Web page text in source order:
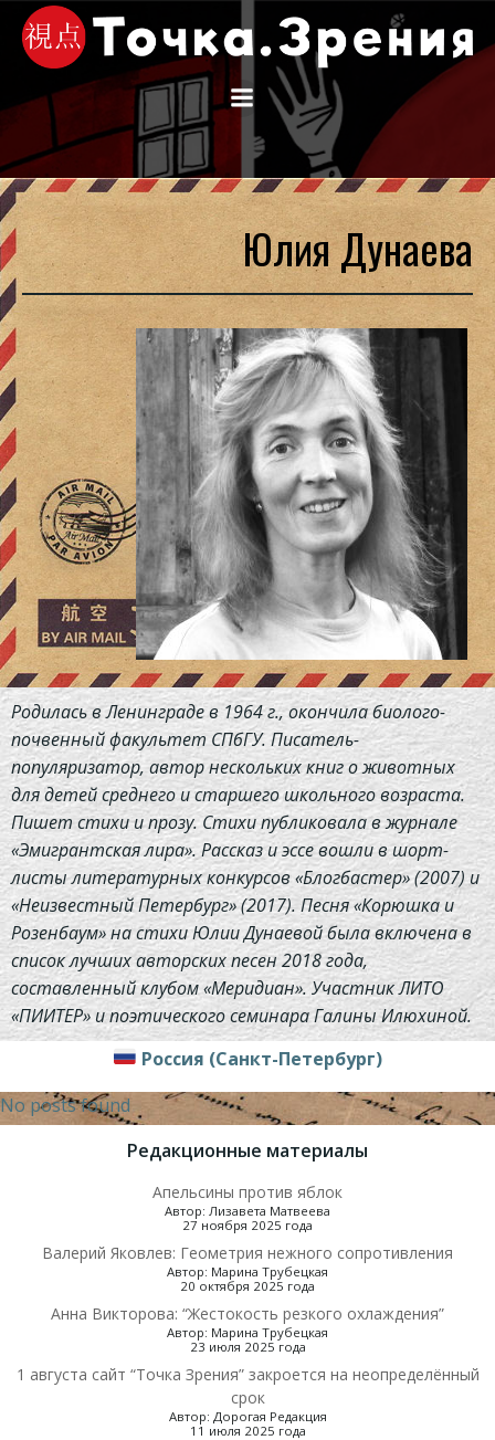
Перейти
к
содержимому
Юлия Дунаева
Родилась в Ленинграде в 1964 г., окончила биолого-
почвенный факультет СПбГУ. Писатель-
популяризатор, автор нескольких книг о животных
для детей среднего и старшего школьного возраста.
Пишет стихи и прозу. Стихи публиковала в журнале
«Эмигрантская лира». Рассказ и эссе вошли в шорт-
листы литературных конкурсов «Блогбастер» (2007) и
«Неизвестный Петербург» (2017). Песня «Корюшка и
Розенбаум» на стихи Юлии Дунаевой была включена в
список лучших авторских песен 2018 года,
составленный клубом «Меридиан». Участник ЛИТО
«ПИИТЕР» и поэтического семинара Галины Илюхиной.
Россия (Санкт-Петербург)
No posts found
Редакционные материалы
Апельсины против яблок
Автор: Лизавета Матвеева
27 ноября 2025 года
Валерий Яковлев: Геометрия нежного сопротивления
Автор: Марина Трубецкая
20 октября 2025 года
Анна Викторова: “Жестокость резкого охлаждения”
Автор: Марина Трубецкая
23 июля 2025 года
1 августа сайт “Точка Зрения” закроется на неопределённый
срок
Автор: Дорогая Редакция
11 июля 2025 года